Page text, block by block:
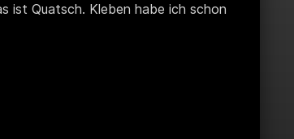
ist Quatsch. Kleben habe ich schon